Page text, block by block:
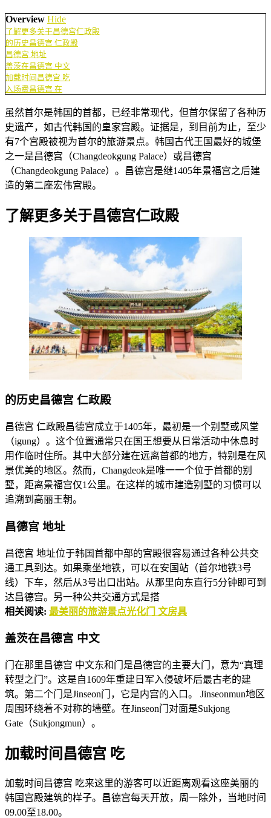
Overview Hide
了解更多关于昌德宫仁政殿
的历史昌德宫 仁政殿
昌德宫 地址
盖茨在昌德宫 中文
加载时间昌德宫 吃
入场费昌德宫 在
虽然首尔是韩国的首都，已经非常现代，但首尔保留了各种历
史遗产，如古代韩国的皇家宫殿。证据是，到目前为止，至少
有7个宫殿被视为首尔的旅游景点。韩国古代王国最好的城堡
之一是昌德宫（Changdeokgung Palace）或昌德宫
（Changdeokgung Palace）。昌德宫是继1405年景福宫之后建
造的第二座宏伟宫殿。
了解更多关于昌德宫仁政殿
的历史昌德宫 仁政殿
昌德宫 仁政殿昌德宫成立于1405年，最初是一个别墅或风堂
（igung）。这个位置通常只在国王想要从日常活动中休息时
用作临时住所。其中大部分建在远离首都的地方，特别是在风
景优美的地区。然而，Changdeok是唯一一个位于首都的别
墅，距离景福宫仅1公里。在这样的城市建造别墅的习惯可以
追溯到高丽王朝。
昌德宫 地址
昌德宫 地址位于韩国首都中部的宫殿很容易通过各种公共交
通工具到达。如果乘坐地铁，可以在安国站（首尔地铁3号
线）下车，然后从3号出口出站。从那里向东直行5分钟即可到
达昌德宫。另一种公共交通方式是搭
相关阅读: 最美丽的旅游景点光化门 文房具
盖茨在昌德宫 中文
门在那里昌德宫 中文东和门是昌德宫的主要大门，意为“真理
转型之门”。这是自1609年重建日军入侵破坏后最古老的建
筑。第二个门是Jinseon门，它是内宫的入口。 Jinseonmun地区
周围环绕着不对称的墙壁。在Jinseon门对面是Sukjong
Gate（Sukjongmun）。
加载时间昌德宫 吃
加载时间昌德宫 吃来这里的游客可以近距离观看这座美丽的
韩国宫殿建筑的样子。昌德宫每天开放，周一除外，当地时间
09.00至18.00。